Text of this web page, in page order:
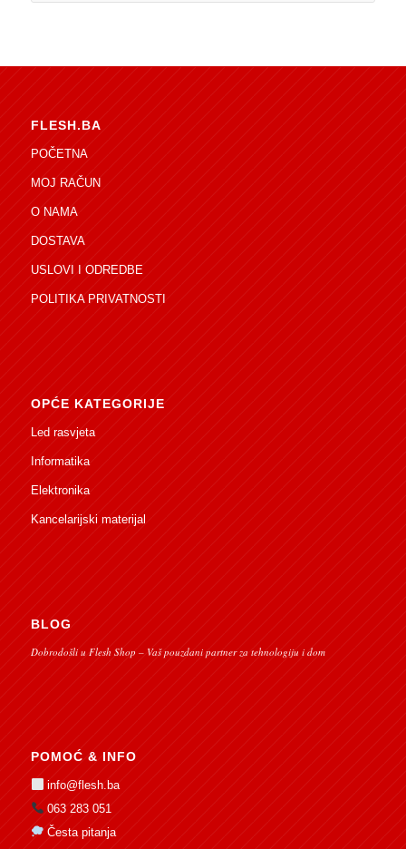
FLESH.BA
POČETNA
MOJ RAČUN
O NAMA
DOSTAVA
USLOVI I ODREDBE
POLITIKA PRIVATNOSTI
OPĆE KATEGORIJE
Led rasvjeta
Informatika
Elektronika
Kancelarijski materijal
BLOG
Dobrodošli u Flesh Shop – Vaš pouzdani partner za tehnologiju i dom
POMOĆ & INFO
info@flesh.ba
063 283 051
Česta pitanja